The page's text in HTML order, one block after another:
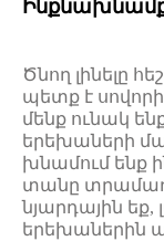
Ծնող լինելը
պետք է սովորի
մենք ունակ
երեխաների
խնամում ենք
տանը
նյարդային եք,
երեխաներին